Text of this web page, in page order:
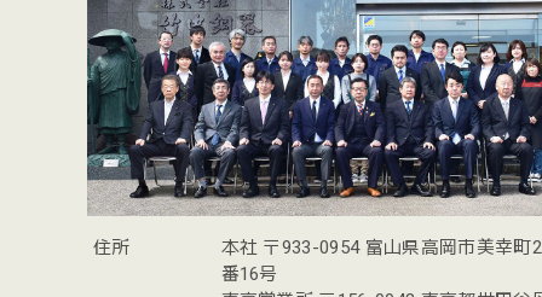
住所
本社 〒933-0954 富山県高岡市美幸町
番16号